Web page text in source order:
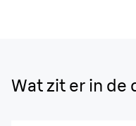
Wat zit er in de